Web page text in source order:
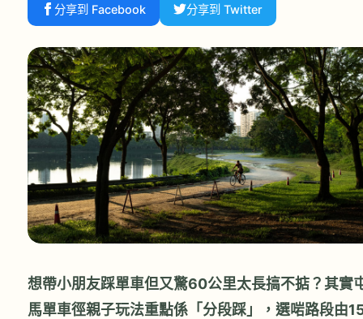
分享到 Facebook 分享到 Twitter
想帶小朋友踩單車但又驚60公里太長搞不掂？其實
馬單車徑親子玩法重點係「分段踩」，選啱路段由